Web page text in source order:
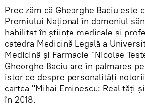
Precizăm că Gheorghe Baciu este
Premiului Național în domeniul
habilitat în științe medicale și
catedra Medicină Legală a
Medicină și Farmacie "Nicolae
Gheorghe Baciu are în palmares
istorice despre personalități
cartea "Mihai Eminescu: Realități
în 2018.